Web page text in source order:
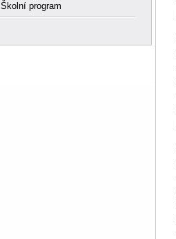
Školní program